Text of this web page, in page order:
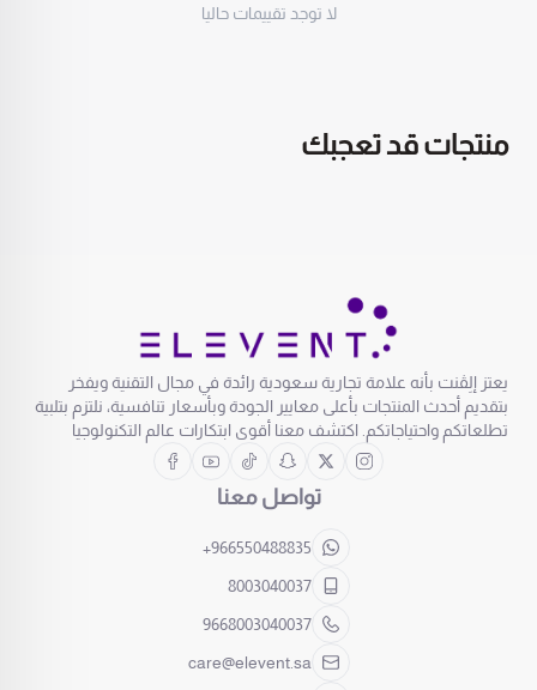
لا توجد تقييمات حاليا
منتجات قد تعجبك
يعتز إلِڤنت بأنه علامة تجارية سعودية رائدة في مجال التقنية ويفخر
بتقديم أحدث المنتجات بأعلى معايير الجودة وبأسعار تنافسية، نلتزم بتلبية
تطلعاتكم واحتياجاتكم. اكتشف معنا أقوى ابتكارات عالم التكنولوجيا
تواصل معنا
+966550488835
8003040037
9668003040037
care@elevent.sa